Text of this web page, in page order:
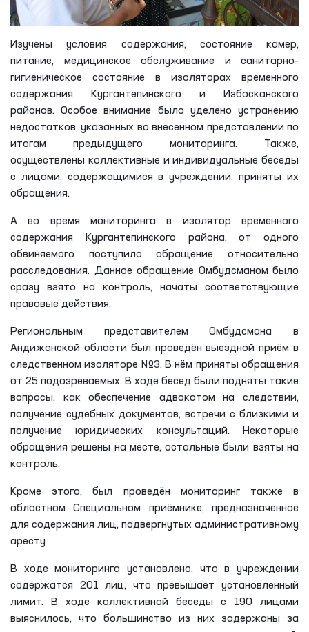
Изучены условия содержания, состояние камер,
питание, медицинское обслуживание и санитарно-
гигиеническое состояние в изоляторах временного
содержания Кургантепинского и Избосканского
районов. Особое внимание было уделено устранению
недостатков, указанных во внесенном представлении по
итогам предыдущего мониторинга. Также,
осуществлены коллективные и индивидуальные беседы
с лицами, содержащимися в учреждении, приняты их
обращения.
А во время мониторинга в изолятор временного
содержания Кургантепинского района, от одного
обвиняемого поступило обращение относительно
расследования. Данное обращение Омбудсманом было
сразу взято на контроль, начаты соответствующие
правовые действия.
Региональным представителем Омбудсмана в
Андижанской области был проведён выездной приём в
следственном изоляторе №3. В нём приняты обращения
от 25 подозреваемых. В ходе бесед были подняты такие
вопросы, как обеспечение адвокатом на следствии,
получение судебных документов, встречи с близкими и
получение юридических консультаций. Некоторые
обращения решены на месте, остальные были взяты на
контроль.
Кроме этого, был проведён мониторинг также в
областном Специальном приёмнике, предназначенное
для содержания лиц, подвергнутых административному
аресту
В ходе мониторинга установлено, что в учреждении
содержатся 201 лиц, что превышает установленный
лимит. В ходе коллективной беседы с 190 лицами
выяснилось, что большинство из них задержаны за